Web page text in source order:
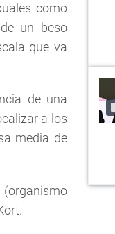
como
un beso
que va
de una
a los
media de
(organismo